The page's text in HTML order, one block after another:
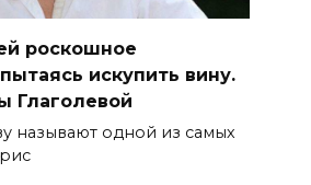
роскошное
искупить вину.
Глаголевой
называют одной из самых